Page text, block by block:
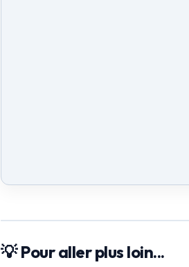
💡 Pour aller plus loin...